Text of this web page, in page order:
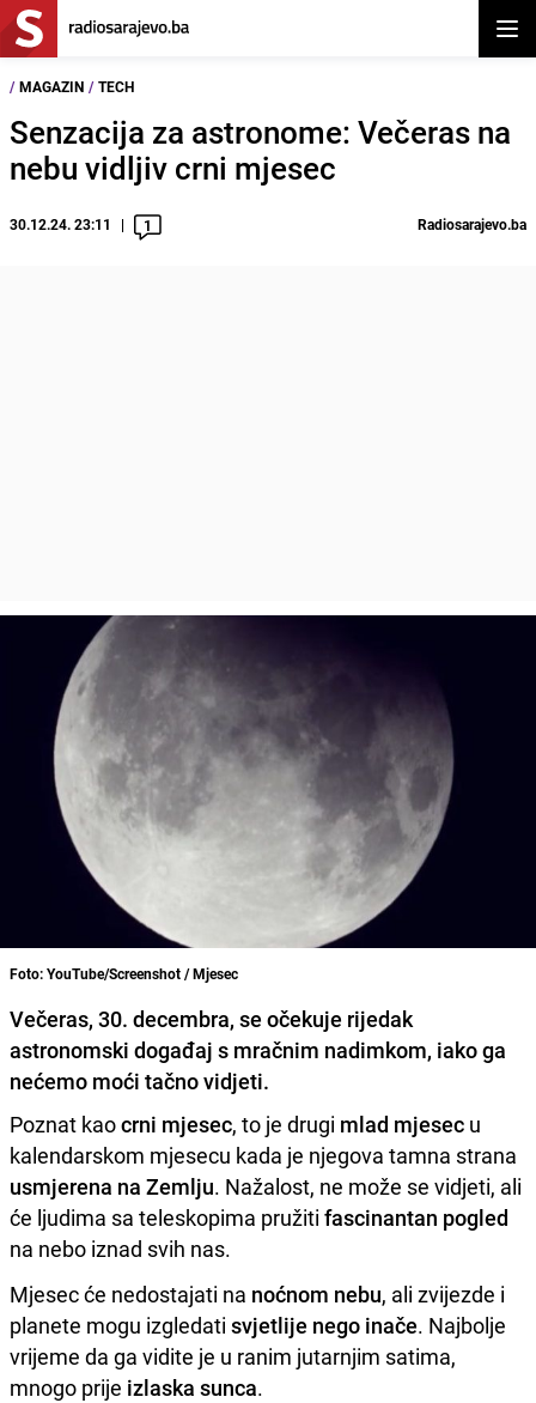
/ MAGAZIN / TECH
Senzacija za astronome: Večeras na
nebu vidljiv crni mjesec
30.12.24. 23:11 1 Radiosarajevo.ba
Foto: YouTube/Screenshot / Mjesec
Večeras, 30. decembra, se očekuje rijedak
astronomski događaj s mračnim nadimkom, iako ga
nećemo moći tačno vidjeti.
Poznat kaocrni mjesec, to je drugi mlad mjesec u
kalendarskom mjesecu kada je njegova tamna strana
usmjerena na Zemlju. Nažalost, ne može se vidjeti, ali
će ljudima sa teleskopima pružiti fascinantan pogled
na nebo iznad svih nas.
Mjesec će nedostajati na noćnom nebu, ali zvijezde i
planete mogu izgledati svjetlije nego inače. Najbolje
vrijeme da ga vidite je u ranim jutarnjim satima,
mnogo prije izlaska sunca.